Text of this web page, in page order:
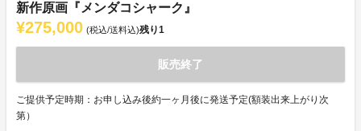
新作原画『メンダコシャーク』
¥275,000 (税込/送料込)残り1
販売終了
ご提供予定時期：お申し込み後約一ヶ月後に発送予定(額装出来上がり次
第）